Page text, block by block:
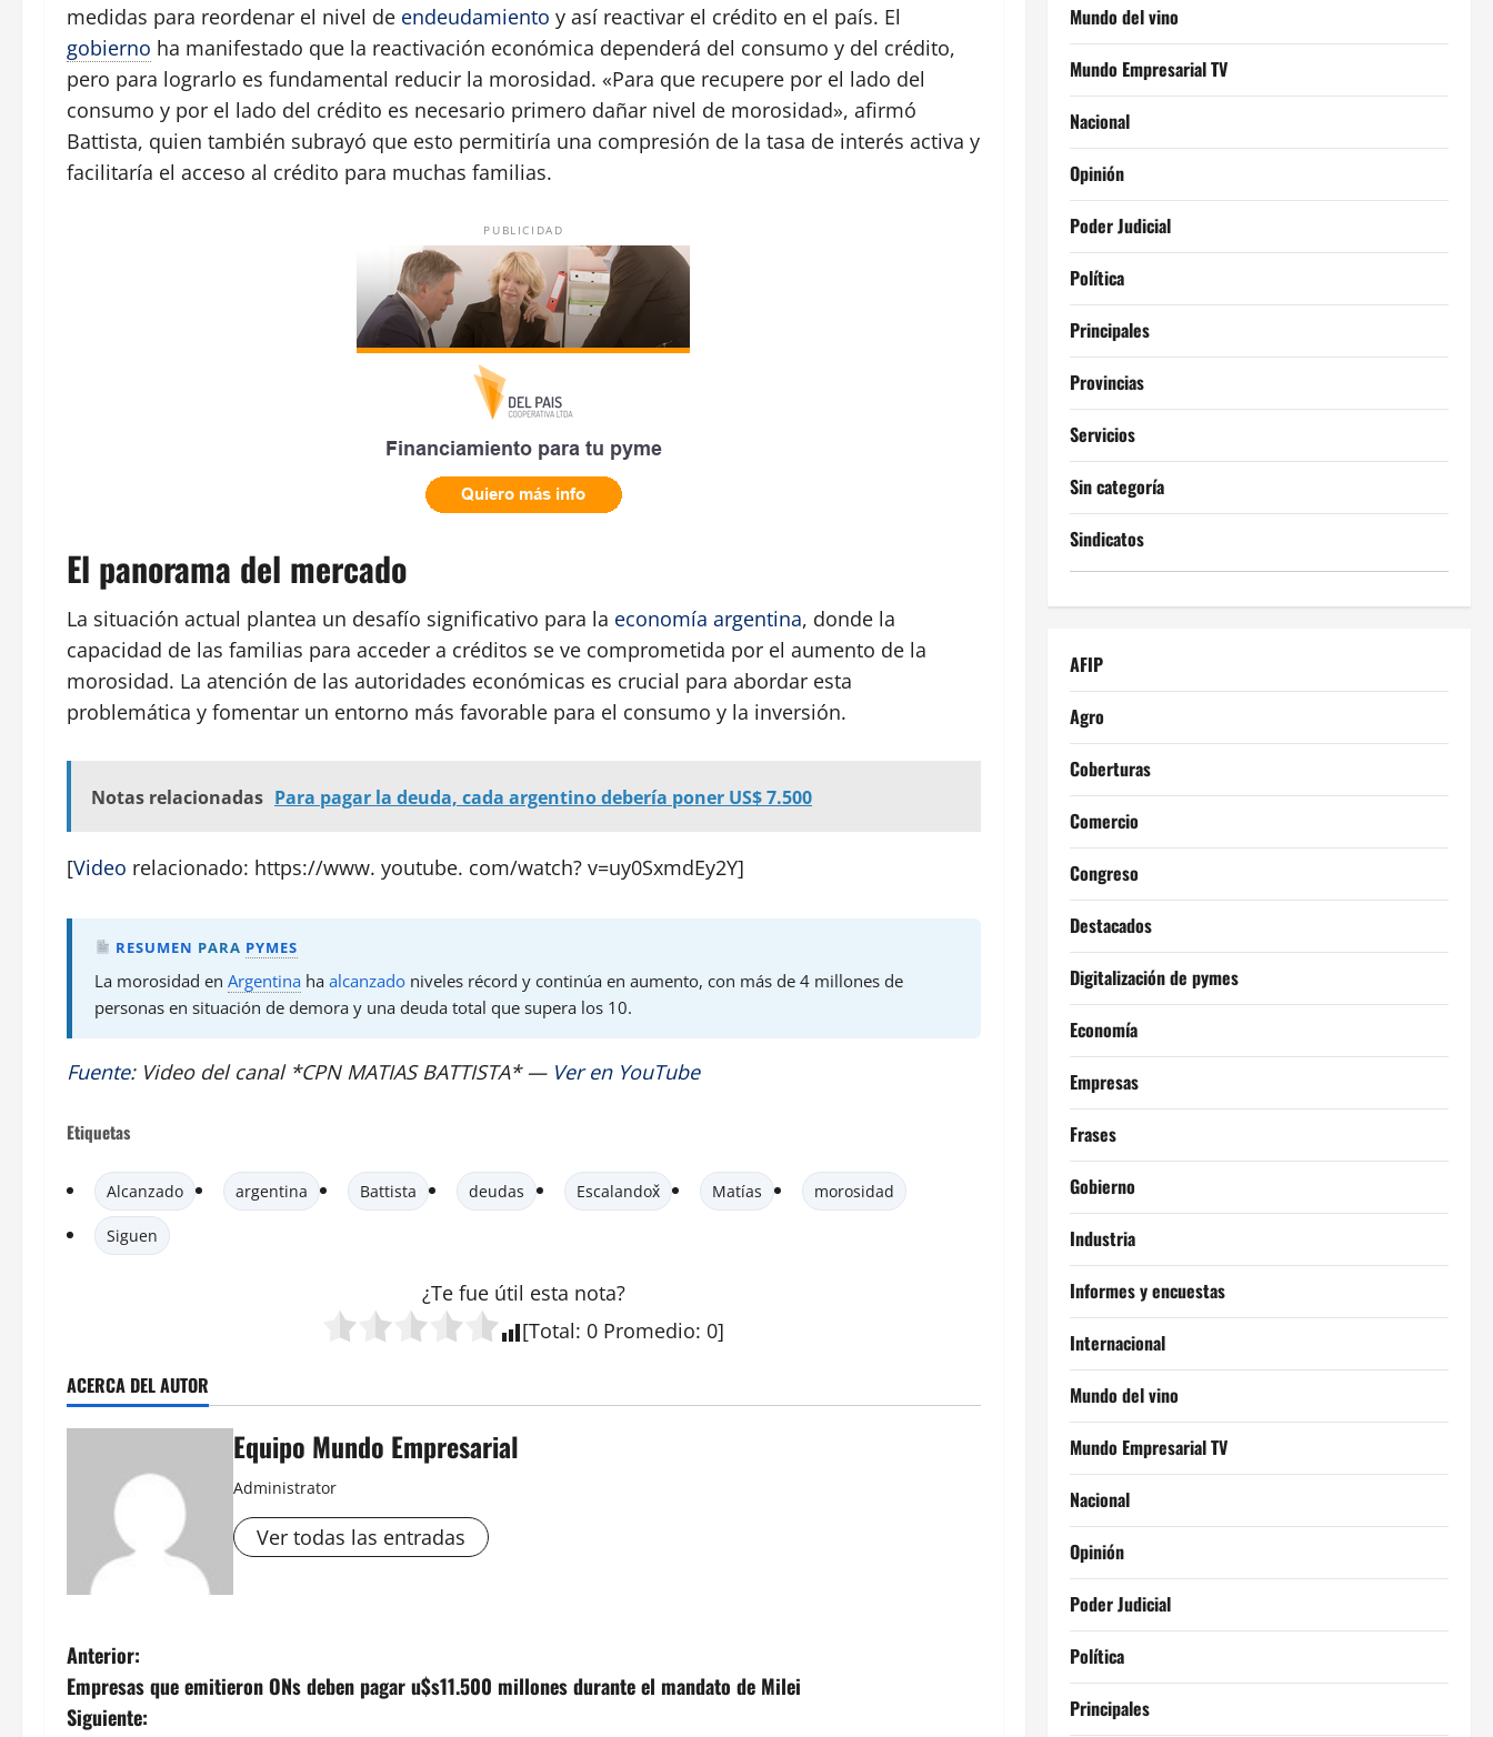
medidas para reordenar el nivel de endeudamiento y así reactivar el crédito en el país. El
gobierno ha manifestado que la reactivación económica dependerá del consumo y del crédito,
pero para lograrlo es fundamental reducir la morosidad. «Para que recupere por el lado del
consumo y por el lado del crédito es necesario primero dañar nivel de morosidad», afirmó
Battista, quien también subrayó que esto permitiría una compresión de la tasa de interés activa y
facilitaría el acceso al crédito para muchas familias.
PUBLICIDAD
El panorama del mercado
La situación actual plantea un desafío significativo para la economía argentina, donde la
capacidad de las familias para acceder a créditos se ve comprometida por el aumento de la
morosidad. La atención de las autoridades económicas es crucial para abordar esta
problemática y fomentar un entorno más favorable para el consumo y la inversión.
Notas relacionadas Para pagar la deuda, cada argentino debería poner US$ 7.500
[Video relacionado: https://www. youtube. com/watch? v=uy0SxmdEy2Y]
RESUMEN PARA PYMES
La morosidad en Argentina ha alcanzado niveles récord y continúa en aumento, con más de 4 millones de
personas en situación de demora y una deuda total que supera los 10.
Fuente: Video del canal *CPN MATIAS BATTISTA* — Ver en YouTube
Etiquetas
Alcanzado argentina Battista deudas Escalandox̌ Matías morosidad
Siguen
¿Te fue útil esta nota?
[Total: 0 Promedio: 0]
ACERCA DEL AUTOR
Equipo Mundo Empresarial
Administrator
Ver todas las entradas
N
a
Anterior:
Empresas que emitieron ONs deben pagar u$s11.500 millones durante el mandato de Milei
Siguiente:
Mundo del vino
Mundo Empresarial TV
Nacional
Opinión
Poder Judicial
Política
Principales
Provincias
Servicios
Sin categoría
Sindicatos
AFIP
Agro
Coberturas
Comercio
Congreso
Destacados
Digitalización de pymes
Economía
Empresas
Frases
Gobierno
Industria
Informes y encuestas
Internacional
Mundo del vino
Mundo Empresarial TV
Nacional
Opinión
Poder Judicial
Política
Principales